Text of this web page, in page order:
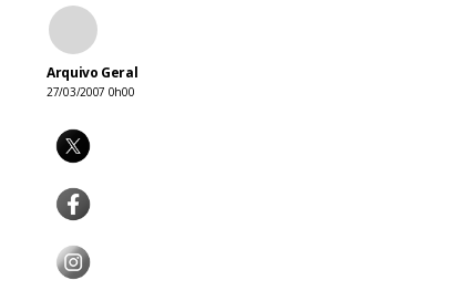
Arquivo Geral
27/03/2007 0h00